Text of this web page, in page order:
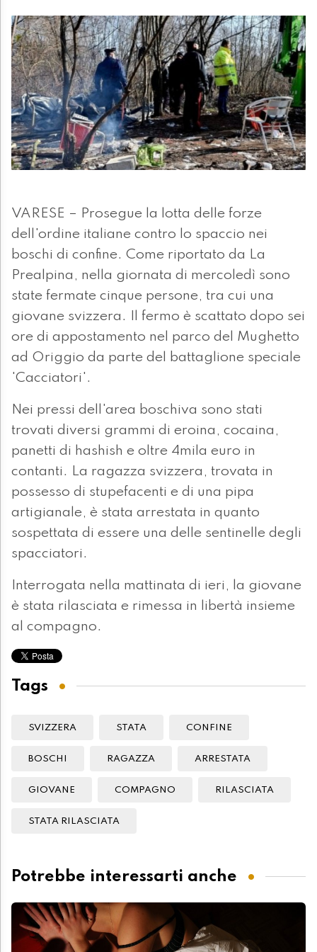
VARESE – Prosegue la lotta delle forze
dell'ordine italiane contro lo spaccio nei
boschi di confine. Come riportato da La
Prealpina, nella giornata di mercoledì sono
state fermate cinque persone, tra cui una
giovane svizzera. Il fermo è scattato dopo sei
ore di appostamento nel parco del Mughetto
ad Origgio da parte del battaglione speciale
'Cacciatori'.
Nei pressi dell'area boschiva sono stati
trovati diversi grammi di eroina, cocaina,
panetti di hashish e oltre 4mila euro in
contanti. La ragazza svizzera, trovata in
possesso di stupefacenti e di una pipa
artigianale, è stata arrestata in quanto
sospettata di essere una delle sentinelle degli
spacciatori.
Interrogata nella mattinata di ieri, la giovane
è stata rilasciata e rimessa in libertà insieme
al compagno.
Tags
SVIZZERA STATA CONFINE
BOSCHI RAGAZZA ARRESTATA
GIOVANE COMPAGNO RILASCIATA
STATA RILASCIATA
Potrebbe interessarti anche